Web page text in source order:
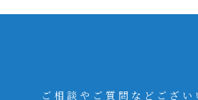
ご相談やご質問などござ